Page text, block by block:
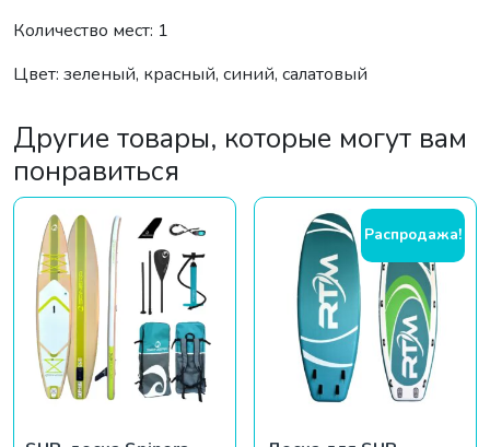
Количество мест: 1
Цвет: зеленый, красный, синий, салатовый
Другие товары, которые могут вам
понравиться
Распродажа!